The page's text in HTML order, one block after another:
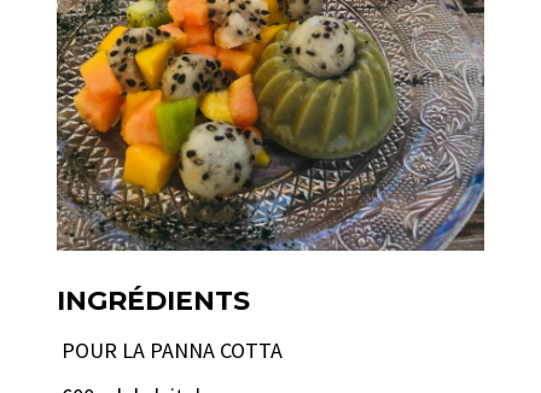
INGRÉDIENTS
POUR LA PANNA COTTA